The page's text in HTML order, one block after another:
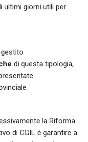
ultimi giorni utili per
di questa tipologia,
la Riforma
di CGIL è garantire a